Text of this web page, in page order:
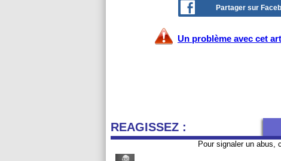
Partager sur
Un problème avec cet
REAGISSEZ :
Pour signaler un abus,